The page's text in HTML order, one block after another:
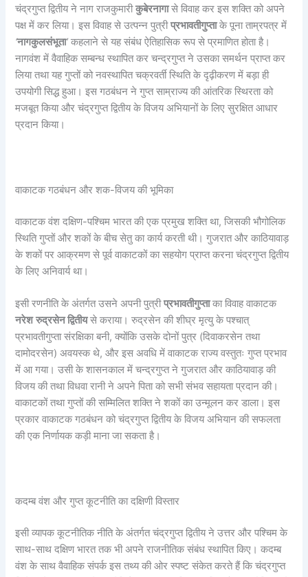
चंद्रगुप्त द्वितीय ने नाग राजकुमारीकुबेरनागासे विवाह कर इस शक्ति को अपने
पक्ष में कर लिया। इस विवाह से उत्पन्न पुत्रीप्रभावतीगुप्ताके पूना ताम्रपत्र में
‘नागकुलसंभूता’ कहलाने से यह संबंध ऐतिहासिक रूप से प्रमाणित होता है।
नागवंश में वैवाहिक सम्बन्ध स्थापित कर चन्द्रगुप्त ने उसका समर्थन प्राप्त कर
लिया तथा यह गुप्तों को नवस्थापित चक्रवर्ती स्थिति के दृढ़ीकरण में बड़ा ही
उपयोगी सिद्ध हुआ। इस गठबंधन ने गुप्त साम्राज्य की आंतरिक स्थिरता को
मजबूत किया और चंद्रगुप्त द्वितीय के विजय अभियानों के लिए सुरक्षित आधार
प्रदान किया।
वाकाटक गठबंधन और शक-विजय की भूमिका
वाकाटक वंश दक्षिण-पश्चिम भारत की एक प्रमुख शक्ति था, जिसकी भौगोलिक
स्थिति गुप्तों और शकों के बीच सेतु का कार्य करती थी। गुजरात और काठियावाड़
के शकों पर आक्रमण से पूर्व वाकाटकों का सहयोग प्राप्त करना चंद्रगुप्त द्वितीय
के लिए अनिवार्य था।
इसी रणनीति के अंतर्गत उसने अपनी पुत्रीप्रभावतीगुप्ताका विवाह वाकाटक
नरेश रुद्रसेन द्वितीयसे कराया। रुद्रसेन की शीघ्र मृत्यु के पश्चात्
प्रभावतीगुप्ता संरक्षिका बनी, क्योंकि उसके दोनों पुत्र (दिवाकरसेन तथा
दामोदरसेन) अवयस्क थे, और इस अवधि में वाकाटक राज्य वस्तुतः गुप्त प्रभाव
में आ गया। उसी के शासनकाल में चन्द्रगुप्त ने गुजरात और काठियावाड़ की
विजय की तथा विधवा रानी ने अपने पिता को सभी संभव सहायता प्रदान की।
वाकाटकों तथा गुप्तों की सम्मिलित शक्ति ने शकों का उन्मूलन कर डाला। इस
प्रकार वाकाटक गठबंधन को चंद्रगुप्त द्वितीय के विजय अभियान की सफलता
की एक निर्णायक कड़ी माना जा सकता है।
कदम्ब वंश और गुप्त कूटनीति का दक्षिणी विस्तार
इसी व्यापक कूटनीतिक नीति के अंतर्गत चंद्रगुप्त द्वितीय ने उत्तर और पश्चिम के
साथ-साथ दक्षिण भारत तक भी अपने राजनीतिक संबंध स्थापित किए। कदम्ब
वंश के साथ वैवाहिक संपर्क इस तथ्य की ओर स्पष्ट संकेत करते हैं कि चंद्रगुप्त